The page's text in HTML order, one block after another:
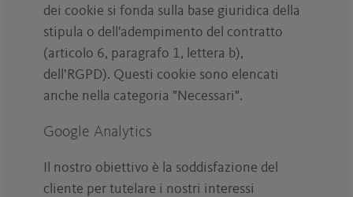
dei cookie si fonda sulla base giuridica della
stipula o dell'adempimento del contratto
(articolo 6, paragrafo 1, lettera b),
dell’RGPD). Questi cookie sono elencati
anche nella categoria "Necessari".
Google Analytics
Il nostro obiettivo è la soddisfazione del
cliente per tutelare i nostri interessi